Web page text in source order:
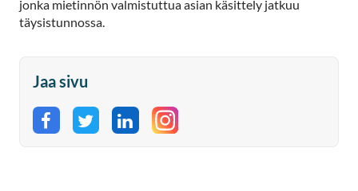
jonka mietinnön valmistuttua asian käsittely jatkuu
täysistunnossa.
Jaa sivu
Jaa Facebookissa
Jaa Twitterissä
Jaa LinkedInissä